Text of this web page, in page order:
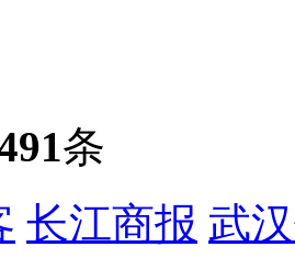
条
长江商报 武